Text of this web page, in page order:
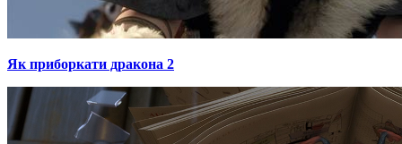
Як приборкати дракона 2